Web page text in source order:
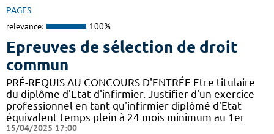
PAGES
relevance: 100%
Epreuves de sélection de droit
commun
PRÉ-REQUIS AU CONCOURS D'ENTRÉE Etre titulaire
du diplôme d'Etat d'infirmier. Justifier d'un exercice
professionnel en tant qu'infirmier diplômé d'Etat
équivalent temps plein à 24 mois minimum au 1er
15/04/2025 17:00